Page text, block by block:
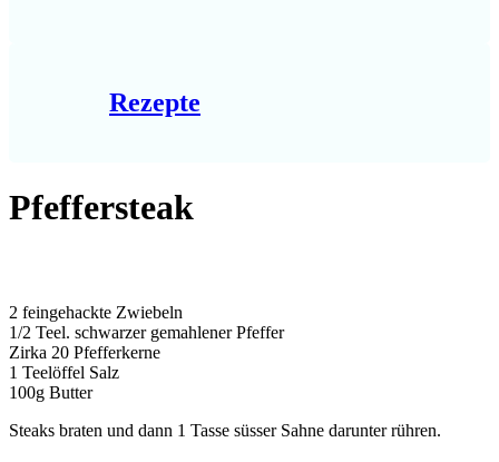
Rezepte
Pfeffersteak
2 feingehackte Zwiebeln
1/2 Teel. schwarzer gemahlener Pfeffer
Zirka 20 Pfefferkerne
1 Teelöffel Salz
100g Butter
Steaks braten und dann 1 Tasse süsser Sahne darunter rühren.